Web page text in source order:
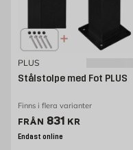
PLUS
Stålstolpe med Fot PLUS
Finns i flera varianter
FRÅN Pris 831 kr
831 KR
Endast online